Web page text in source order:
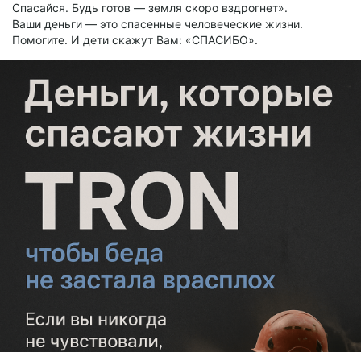
Спасайся. Будь готов — земля скоро вздрогнет».
Ваши деньги — это спасенные человеческие жизни.
Помогите. И дети скажут Вам: «СПАСИБО».